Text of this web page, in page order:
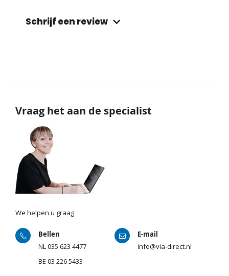
Schrijf een review
Vraag het aan de specialist
We helpen u graag
Bellen
NL035 623 4477
BE 03 226 5433
E-mail
info@via-direct.nl